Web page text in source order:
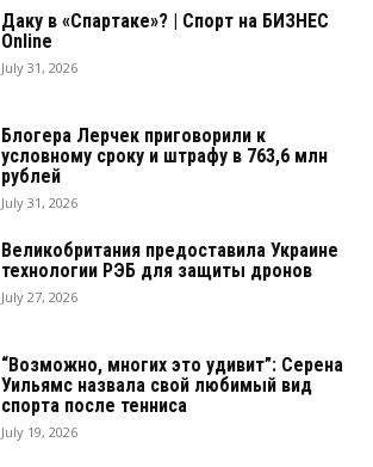
Даку в «Спартаке»? | Спорт на БИЗНЕС
Online
July 31, 2026
Блогера Лерчек приговорили к
условному сроку и штрафу в 763,6 млн
рублей
July 31, 2026
Великобритания предоставила Украине
технологии РЭБ для защиты дронов
July 27, 2026
“Возможно, многих это удивит”: Серена
Уильямс назвала свой любимый вид
спорта после тенниса
July 19, 2026